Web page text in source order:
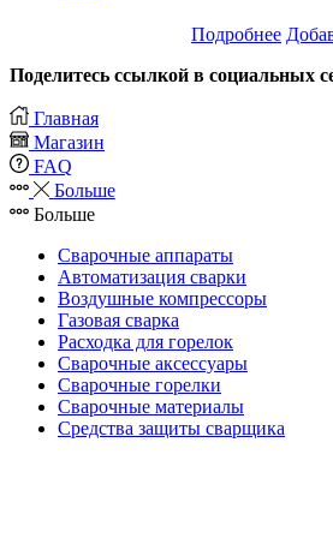
Подробнее
Поделитесь ссылкой в социальных
Главная
Магазин
FAQ
Больше
Больше
Сварочные аппараты
Автоматизация сварки
Воздушные компрессоры
Газовая сварка
Расходка для горелок
Сварочные аксессуары
Сварочные горелки
Сварочные материалы
Средства защиты сварщика